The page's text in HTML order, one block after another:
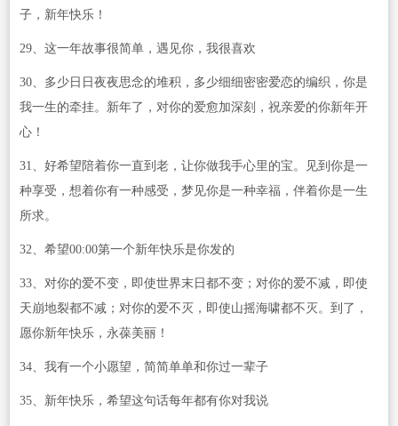
子，新年快乐！
29、这一年故事很简单，遇见你，我很喜欢
30、多少日日夜夜思念的堆积，多少细细密密爱恋的编织，你是
我一生的牵挂。新年了，对你的爱愈加深刻，祝亲爱的你新年开
心！
31、好希望陪着你一直到老，让你做我手心里的宝。见到你是一
种享受，想着你有一种感受，梦见你是一种幸福，伴着你是一生
所求。
32、希望00:00第一个新年快乐是你发的
33、对你的爱不变，即使世界末日都不变；对你的爱不减，即使
天崩地裂都不减；对你的爱不灭，即使山摇海啸都不灭。到了，
愿你新年快乐，永葆美丽！
34、我有一个小愿望，简简单单和你过一辈子
35、新年快乐，希望这句话每年都有你对我说